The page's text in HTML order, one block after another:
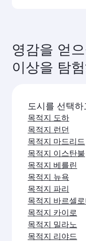
수요, 노선 인기,
달라집니다.
영감을 얻
이상을 탐
도시를 선택
목적지 도하
목적지 런던
목적지 마드리드
목적지 이스탄불
목적지 베를린
목적지 뉴욕
목적지 파리
목적지 바르셀
목적지 카이로
목적지 밀라노
목적지 리야드